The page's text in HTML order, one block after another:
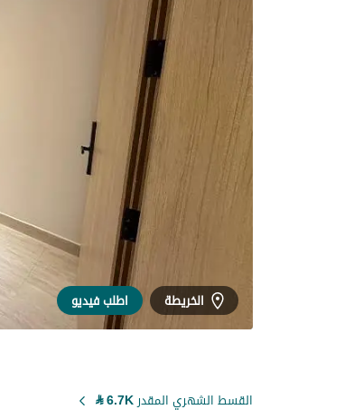
الخريطة اطلب فيديو
القسط الشهري المقدر6.7K
⃁